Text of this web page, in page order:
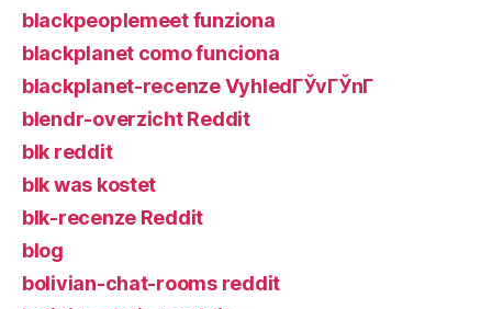
blackpeoplemeet funziona
blackplanet como funciona
blackplanet-recenze VyhledГЎvГЎnГ­
blendr-overzicht Reddit
blk reddit
blk was kostet
blk-recenze Reddit
blog
bolivian-chat-rooms reddit